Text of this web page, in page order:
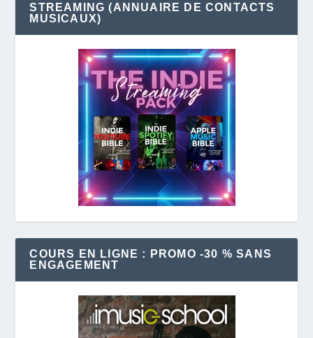
STREAMING (ANNUAIRE DE CONTACTS
MUSICAUX)
COURS EN LIGNE : PROMO -30 % SANS
ENGAGEMENT